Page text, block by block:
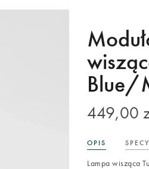
Blue/
449,00
OPIS
Lampa wisząca